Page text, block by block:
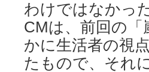
わけではなかっ
CMは、前回の
かに生活者の視
たもので、それ